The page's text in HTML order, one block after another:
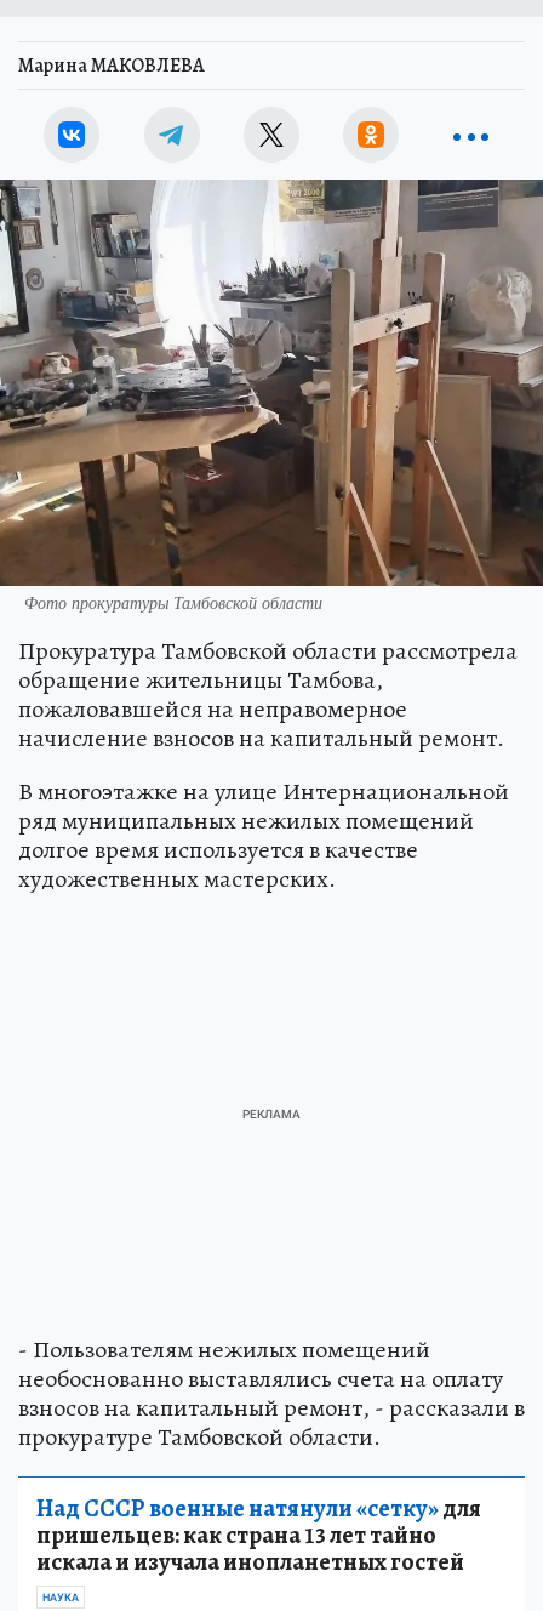
Марина МАКОВЛЕВА
Фото прокуратуры Тамбовской области
Прокуратура Тамбовской области рассмотрела
обращение жительницы Тамбова,
пожаловавшейся на неправомерное
начисление взносов на капитальный ремонт.
В многоэтажке на улице Интернациональной
ряд муниципальных нежилых помещений
долгое время используется в качестве
художественных мастерских.
- Пользователям нежилых помещений
необоснованно выставлялись счета на оплату
взносов на капитальный ремонт, - рассказали в
прокуратуре Тамбовской области.
Над СССР военные натянули «сетку»для
пришельцев: как страна 13 лет тайно
искала и изучала инопланетных гостей
НАУКА